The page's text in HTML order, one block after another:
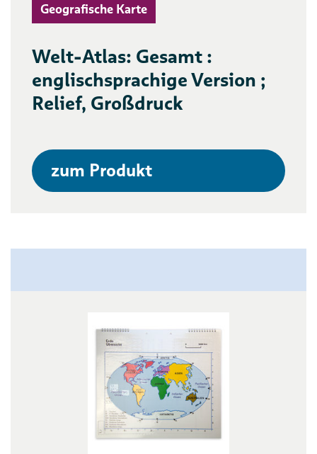
Geografische Karte
Welt-Atlas: Gesamt :
englischsprachige Version ;
Relief, Großdruck
zum Produkt